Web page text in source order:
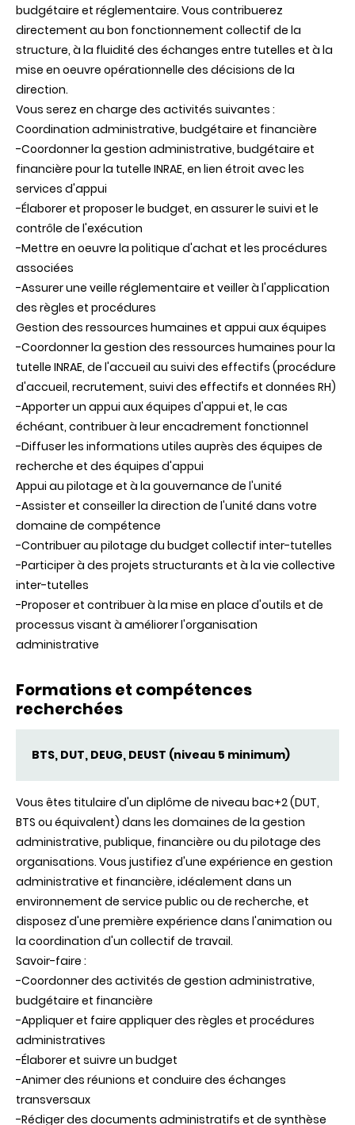
budgétaire et réglementaire. Vous contribuerez
directement au bon fonctionnement collectif de la
structure, à la fluidité des échanges entre tutelles et à la
mise en oeuvre opérationnelle des décisions de la
direction.
Vous serez en charge des activités suivantes :
Coordination administrative, budgétaire et financière
-Coordonner la gestion administrative, budgétaire et
financière pour la tutelle INRAE, en lien étroit avec les
services d'appui
-Élaborer et proposer le budget, en assurer le suivi et le
contrôle de l'exécution
-Mettre en oeuvre la politique d'achat et les procédures
associées
-Assurer une veille réglementaire et veiller à l'application
des règles et procédures
Gestion des ressources humaines et appui aux équipes
-Coordonner la gestion des ressources humaines pour la
tutelle INRAE, de l'accueil au suivi des effectifs (procédure
d'accueil, recrutement, suivi des effectifs et données RH)
-Apporter un appui aux équipes d'appui et, le cas
échéant, contribuer à leur encadrement fonctionnel
-Diffuser les informations utiles auprès des équipes de
recherche et des équipes d'appui
Appui au pilotage et à la gouvernance de l'unité
-Assister et conseiller la direction de l'unité dans votre
domaine de compétence
-Contribuer au pilotage du budget collectif inter-tutelles
-Participer à des projets structurants et à la vie collective
inter-tutelles
-Proposer et contribuer à la mise en place d'outils et de
processus visant à améliorer l'organisation
administrative
Formations et compétences
recherchées
BTS, DUT, DEUG, DEUST (niveau 5 minimum)
Vous êtes titulaire d'un diplôme de niveau bac+2 (DUT,
BTS ou équivalent) dans les domaines de la gestion
administrative, publique, financière ou du pilotage des
organisations. Vous justifiez d'une expérience en gestion
administrative et financière, idéalement dans un
environnement de service public ou de recherche, et
disposez d'une première expérience dans l'animation ou
la coordination d'un collectif de travail.
Savoir-faire :
-Coordonner des activités de gestion administrative,
budgétaire et financière
-Appliquer et faire appliquer des règles et procédures
administratives
-Élaborer et suivre un budget
-Animer des réunions et conduire des échanges
transversaux
-Rédiger des documents administratifs et de synthèse